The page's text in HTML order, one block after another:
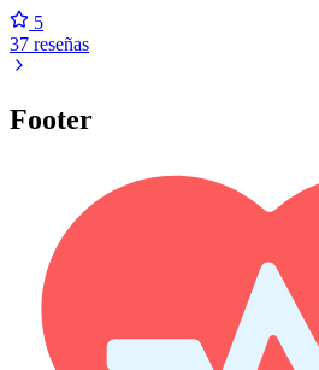
5
37 reseñas
Footer